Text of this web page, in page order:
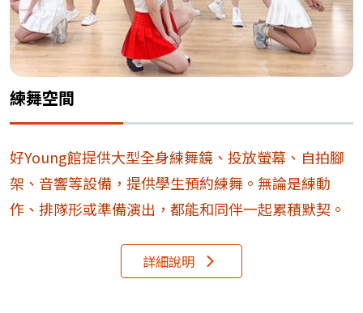
練舞空間
好Young館提供大型全身練舞鏡、投放螢幕、自拍腳
架、音響等設備，提供學生預約練舞。無論是練動
作、排隊形或準備演出，都能和同伴一起累積默契。
詳細說明